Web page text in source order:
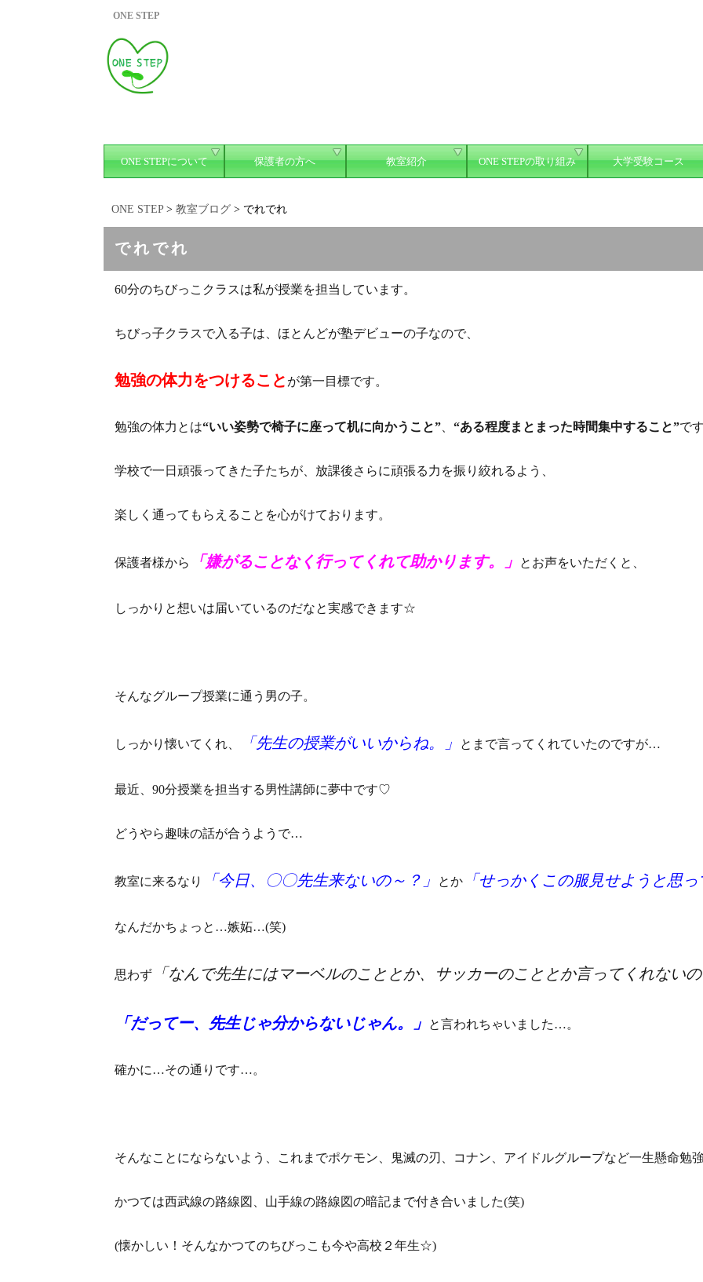
ONE STEP
ONE STEPについて 保護者の方へ 教室紹介 ONE STEPの取り組み 大学受験コース
ONE STEP> 教室ブログ > でれでれ
でれでれ
60分のちびっこクラスは私が授業を担当しています。
ちびっ子クラスで入る子は、ほとんどが塾デビューの子なので、
勉強の体力をつけること が第一目標です。
勉強の体力とは“いい姿勢で椅子に座って机に向かうこと” “ある程度まとまった時間集中すること”です
学校で一日頑張ってきた子たちが、放課後さらに頑張る力を振り絞れるよう、
楽しく通ってもらえることを心がけております。
保護者様から 「嫌がることなく行ってくれて助かります。」 とお声をいただくと、
しっかりと想いは届いているのだなと実感できます☆
そんなグループ授業に通う男の子。
しっかり懐いてくれ、 「先生の授業がいいからね。」 とまで言ってくれていたのですが…
最近、90分授業を担当する男性講師に夢中です♡
どうやら趣味の話が合うようで…
教室に来るなり 「今日、〇〇先生来ないの～？」 とか 「せっかくこの服見せようと思っ
なんだかちょっと…嫉妬…(笑)
思わず 「なんで先生にはマーベルのこととか、サッカーのこととか言ってくれないの
「だってー、先生じゃ分からないじゃん。」 と言われちゃいました…。
確かに…その通りです…。
そんなことにならないよう、これまでポケモン、鬼滅の刃、コナン、アイドルグループなど一生懸命勉強
かつては西武線の路線図、山手線の路線図の暗記まで付き合いました(笑)
(懐かしい！そんなかつてのちびっこも今や高校２年生☆)